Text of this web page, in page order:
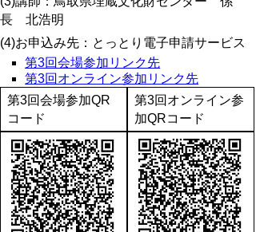
長 北浩明
(4)お申込み先：とっとり電子申請サービス
第3回会場参加リンク先
第3回オンライン参加リンク先
第3回会場参加QR
コード
第3回オンライン参
加QRコード